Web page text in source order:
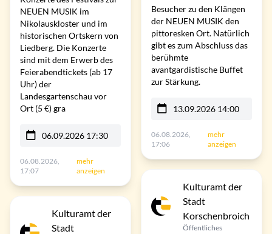
NEUEN MUSIK im
Nikolauskloster und im
historischen Ortskern von
Liedberg. Die Konzerte
sind mit dem Erwerb des
Feierabendtickets (ab 17
Uhr) der
Landesgartenschau vor
Ort (5 €) gra
06.09.2026 17:30
06.08.2026,
17:07
mehr
anzeigen
Kulturamt der
Stadt
Besucher zu den Klängen
der NEUEN MUSIK den
pittoresken Ort. Natürlich
gibt es zum Abschluss das
berühmte
avantgardistische Buffet
zur Stärkung.
13.09.2026 14:00
06.08.2026,
17:06
mehr
anzeigen
Kulturamt der
Stadt
Korschenbroich
Öffentliches